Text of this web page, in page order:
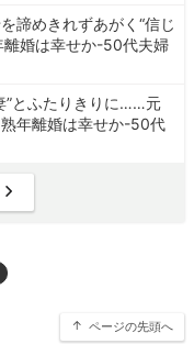
諦めきれずあがく“信じ
離婚は幸せか-50代夫婦
”とふたりきりに……元
年離婚は幸せか-50代
ページの先頭へ